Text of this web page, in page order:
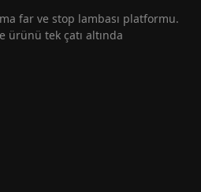
far ve stop lambası platformu.
ürünü tek çatı altında